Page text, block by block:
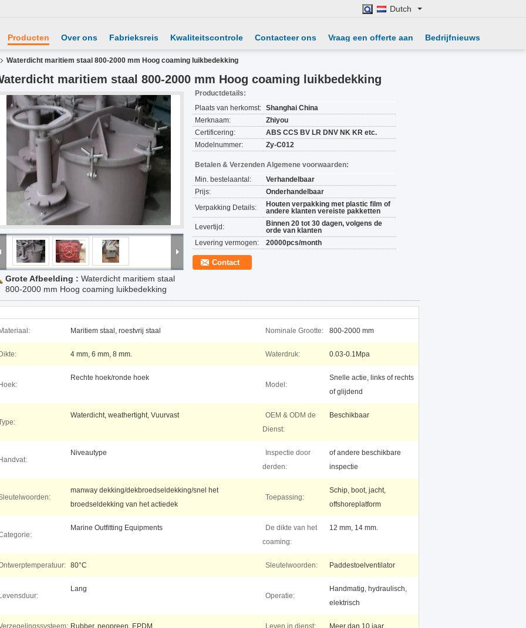
Dutch
Producten Over ons Fabrieksreis Kwaliteitscontrole Contacteer ons Vraag een offerte aan Bedrijfnieuws
Waterdicht maritiem staal 800-2000 mm Hoog coaming luikbedekking
maritiem staal 800-2000 mm Hoog coaming luikbedekking
Grote Afbeelding : Waterdicht maritiem staal
800-2000 mm Hoog coaming luikbedekking
Productdetails:
Plaats van herkomst: Shanghai China
Merknaam:
Zhiyou
Certificering:
ABS CCS BV LR DNV NK KR etc.
Modelnummer:
Zy-C012
Betalen & Verzenden Algemene voorwaarden:
Min. bestelaantal:
Verhandelbaar
Prijs:
Onderhandelbaar
Verpakking Details:
Houten verpakking met plastic film of
andere klanten vereiste pakketten
Levertijd:
Binnen 20 tot 30 dagen, volgens de
orde van klanten
Levering vermogen:
20000pcs/month
Contact
Maritiem staal, roestvrij staal Nominale Grootte: 800-2000 mm
4 mm, 6 mm, 8 mm. Waterdruk: 0.03-0.1Mpa
Rechte hoek/ronde hoek
Model:
Snelle actie, links of rechts
of glijdend
Waterdicht, weathertight, Vuurvast
OEM & ODM de
Dienst:
Beschikbaar
Niveautype
Inspectie door
derden:
of andere beschikbare
inspectie
manway dekking/dekbroedseldekking/snel het
broedseldekking van het actiedek
Toepassing:
Schip, boot, jacht,
offshoreplatform
Marine Outfitting Equipments
De dikte van het
coaming:
12 mm, 14 mm.
80°C Sleutelwoorden: Paddestoelventilator
Lang
Operatie:
Handmatig, hydraulisch,
elektrisch
Rubber, neopreen, EPDM Leven in dienst: Meer dan 10 jaar